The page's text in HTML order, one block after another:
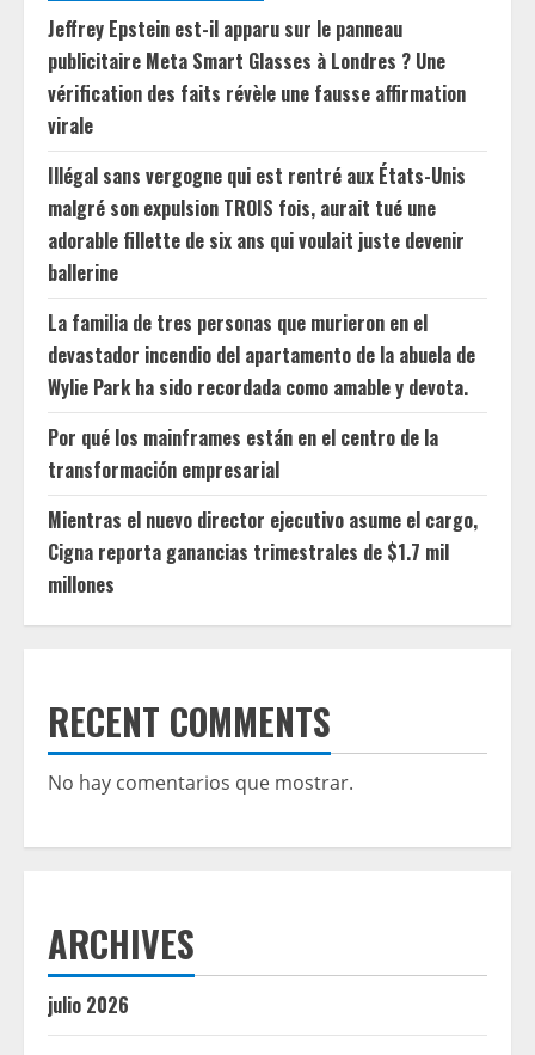
Jeffrey Epstein est-il apparu sur le panneau
publicitaire Meta Smart Glasses à Londres ? Une
vérification des faits révèle une fausse affirmation
virale
Illégal sans vergogne qui est rentré aux États-Unis
malgré son expulsion TROIS fois, aurait tué une
adorable fillette de six ans qui voulait juste devenir
ballerine
La familia de tres personas que murieron en el
devastador incendio del apartamento de la abuela de
Wylie Park ha sido recordada como amable y devota.
Por qué los mainframes están en el centro de la
transformación empresarial
Mientras el nuevo director ejecutivo asume el cargo,
Cigna reporta ganancias trimestrales de $1.7 mil
millones
RECENT COMMENTS
No hay comentarios que mostrar.
ARCHIVES
julio 2026